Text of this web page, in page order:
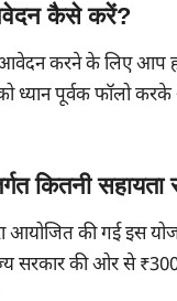
कैसे करें?
करने के लिए आप
को ध्यान पूर्वक फॉलो
कितनी सहायता
आयोजित की गई इस
सरकार की ओर से